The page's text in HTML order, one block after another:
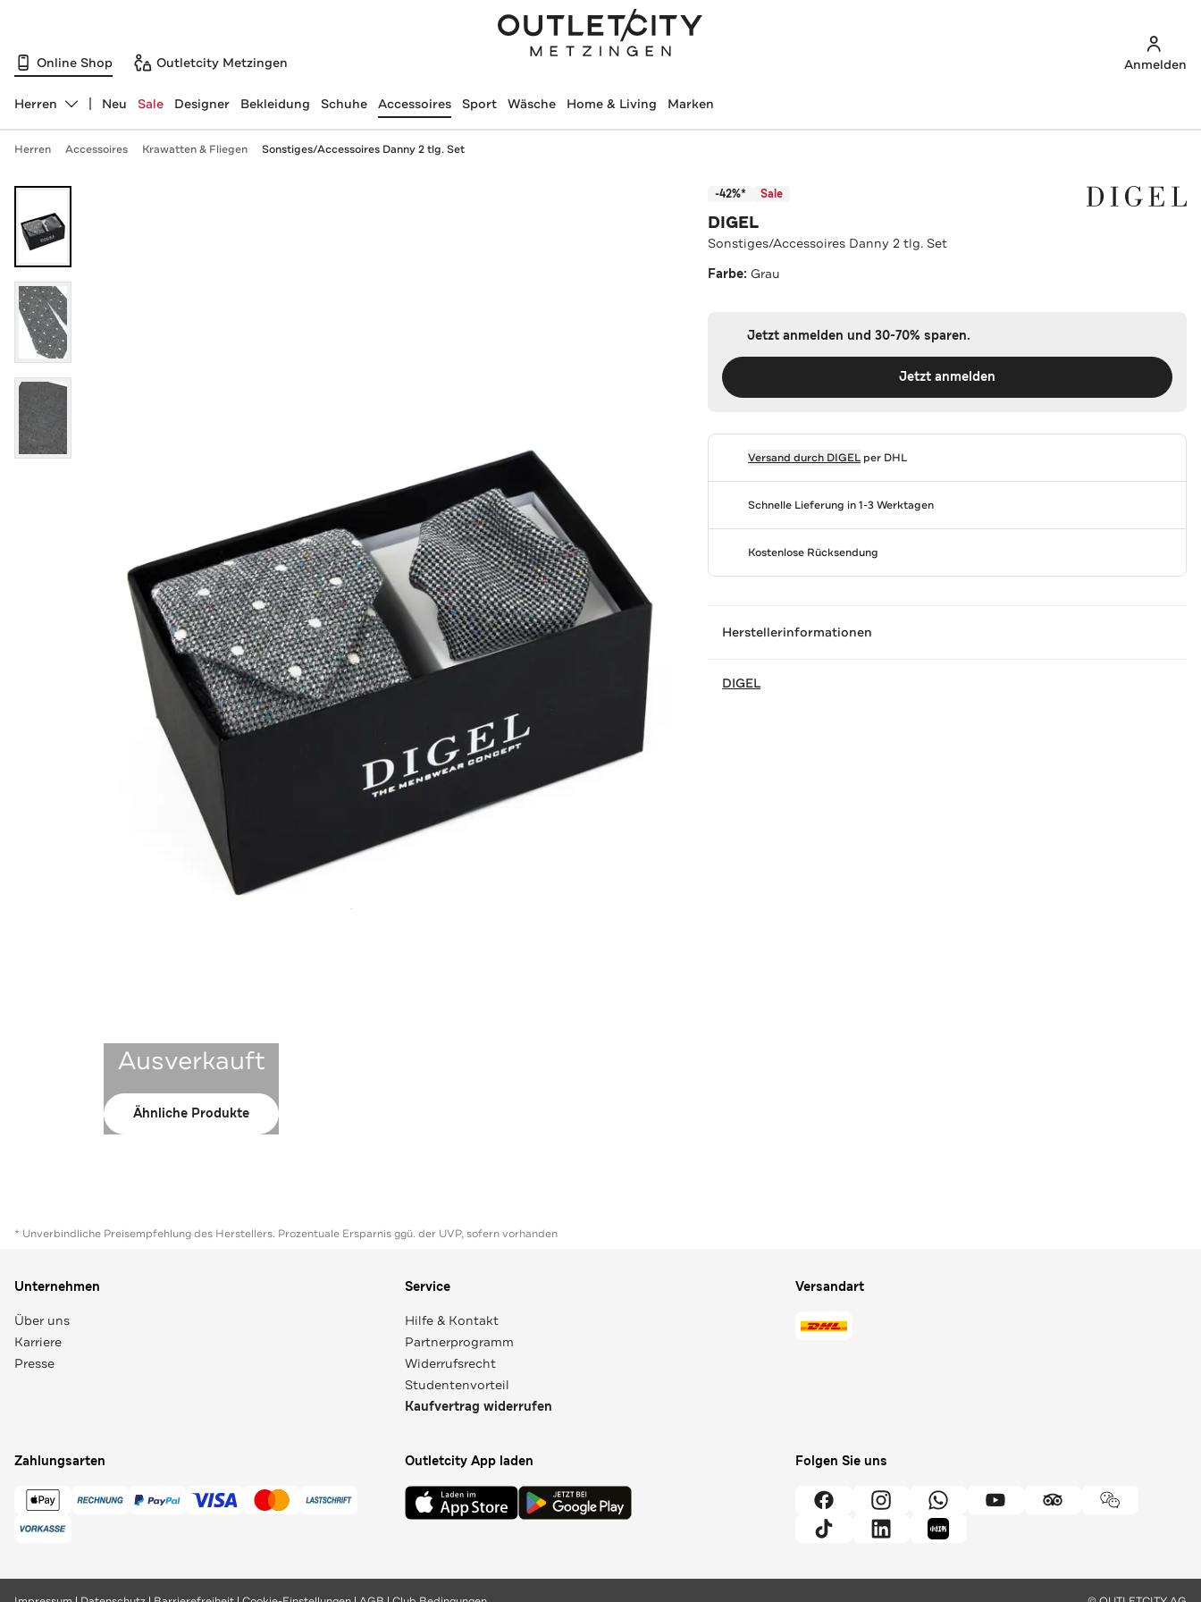
Online Shop Outletcity Metzingen Anmelden
Abteilung ändern, ausgewählt:
Herren Neu Sale Designer Bekleidung Schuhe Accessoires Sport Wäsche Home & Living Marken
Herren Accessoires Krawatten & Fliegen Sonstiges/Accessoires Danny 2 tlg. Set
Ausverkauft
Ähnliche Produkte
-42%* Sale
DIGEL
Sonstiges/Accessoires Danny 2 tlg. Set
Farbe: Grau
Jetzt anmelden und 30-70% sparen.
Jetzt anmelden
Versand durch DIGEL per DHL
Schnelle Lieferung in 1-3 Werktagen
Kostenlose Rücksendung
Herstellerinformationen
DIGEL
* Unverbindliche Preisempfehlung des Herstellers. Prozentuale Ersparnis ggü. der UVP, sofern vorhanden
Unternehmen
Über uns
Karriere
Presse
Service
Hilfe & Kontakt
Partnerprogramm
Widerrufsrecht
Studentenvorteil
Kaufvertrag widerrufen
Versandart
Zahlungsarten Outletcity App laden Folgen Sie uns